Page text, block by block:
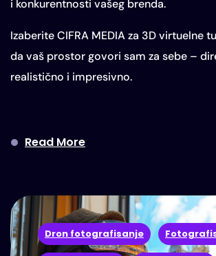
i konkurentnosti vašeg brenda.
Izaberite CIFRA MEDIA za 3D virtuelne
da vaš prostor govori sam za sebe –
realistično i impresivno.
Read More
Dron fotografisanje